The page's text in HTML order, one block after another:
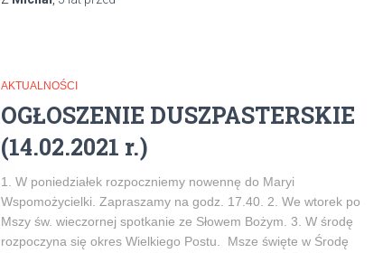
AKTUALNOŚCI
OGŁOSZENIE DUSZPASTERSKIE
(14.02.2021 r.)
1. W poniedziałek rozpoczniemy nowennę do Maryi
Wspomożycielki. Zapraszamy na godz. 17.40. 2. We wtorek po
Mszy św. wieczornej spotkanie ze Słowem Bożym. 3. W środę
rozpoczyna się okres Wielkiego Postu. Msze święte w Środę